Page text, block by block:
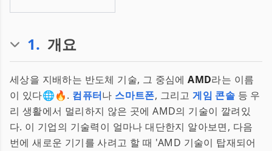
1. 개요
세상을 지배하는 반도체 기술, 그 중심에AMD라는 이름
이 있다🌐🔥. 컴퓨터나 스마트폰, 그리고게임 콘솔 등 우
리 생활에서 멀리하지 않은 곳에 AMD의 기술이 깔려있
다. 이 기업의 기술력이 얼마나 대단한지 알아보면, 다음
번에 새로운 기기를 사려고 할 때 'AMD 기술이 탑재되어